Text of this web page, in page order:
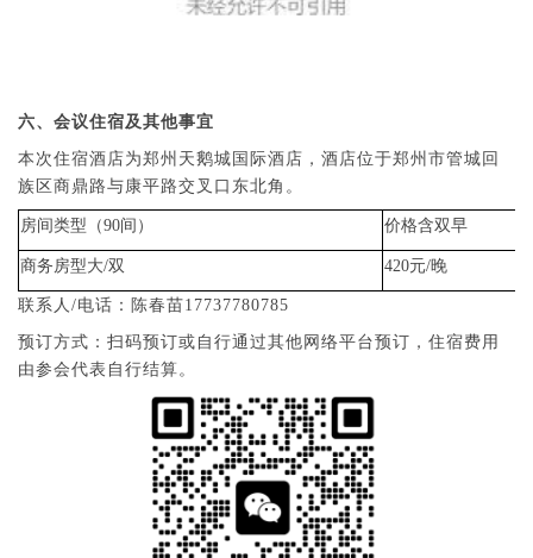
六、会议住宿及其他事宜
本次住宿酒店为郑州天鹅城国际酒店，酒店位于郑州市管城回
族区商鼎路与康平路交叉口东北角。
房间类型（90间） 价格含双早
商务房型大/双 420元/晚
联系人/电话：陈春苗17737780785
预订方式：扫码预订或自行通过其他网络平台预订，住宿费用
由参会代表自行结算。